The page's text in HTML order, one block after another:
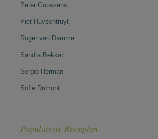
Peter Goossens
Piet Huysentruyt
Roger van Damme
Sandra Bekkari
Sergio Herman
Sofie Dumont
Populairste Recepten